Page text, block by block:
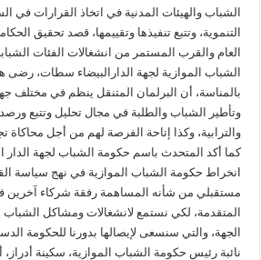
الشباب والهيئات المدنية في اتخاذ القرارات في
التنموية، وتتبع تنفيذها وتقييمها، قصد تحقيق
العام والقرب المستمر من انشغالات الفئات
الشباب الموازية لجهة الدارالبيضاء سطات، رضى
بالمناسة، أن البرلمان المتنقل ينظم في مختلف
وتأطير الشباب والطلبة في مجال تحليل وتتبع
والترابية، وكذا إتاحة الفرصة لهم من أجل محاكاة
كما أكد المتحدث باسم حكومة الشباب لجهة
انخراط حكومة الشباب الموازية في نهج سياسة
مستقبلي من شأنه المساهمة رفقة شركاء آخرين
المتقدمة، لكي نستمع لانشغالات ومشاكل
الجهة، والتي سنسعى لإيصالها بدورنا للحكومة
نائبة رئيس حكومة الشباب الموازية، سكينة